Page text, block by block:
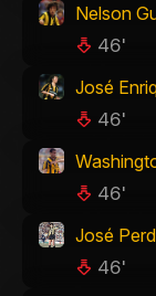
Nelson
46'
José
46'
46'
José
46'